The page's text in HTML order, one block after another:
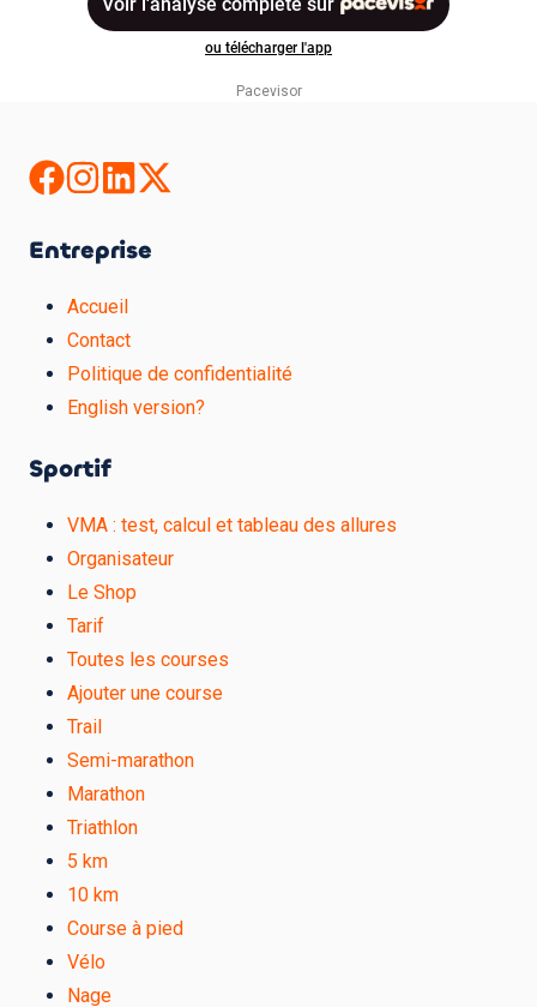
Pacevisor
Entreprise
Accueil
Contact
Politique de confidentialité
English version?
Sportif
VMA : test, calcul et tableau des allures
Organisateur
Le Shop
Tarif
Toutes les courses
Ajouter une course
Trail
Semi-marathon
Marathon
Triathlon
5 km
10 km
Course à pied
Vélo
Nage